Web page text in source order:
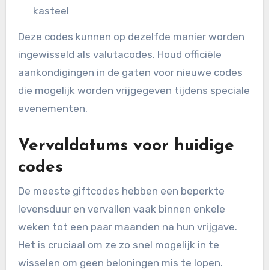
kasteel
Deze codes kunnen op dezelfde manier worden
ingewisseld als valutacodes. Houd officiële
aankondigingen in de gaten voor nieuwe codes
die mogelijk worden vrijgegeven tijdens speciale
evenementen.
Vervaldatums voor huidige
codes
De meeste giftcodes hebben een beperkte
levensduur en vervallen vaak binnen enkele
weken tot een paar maanden na hun vrijgave.
Het is cruciaal om ze zo snel mogelijk in te
wisselen om geen beloningen mis te lopen.